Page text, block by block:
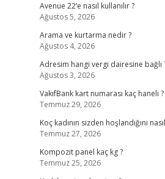
Avenue 22’e nasıl kullanılır ?
Ağustos 5, 2026
Arama ve kurtarma nedir ?
Ağustos 4, 2026
Adresim hangi vergi dairesine bağlı
Ağustos 3, 2026
VakıfBank kart numarası kaç haneli ?
Temmuz 29, 2026
Koç kadının sizden hoşlandığını
Temmuz 27, 2026
Kompozit panel kaç kg ?
Temmuz 25, 2026